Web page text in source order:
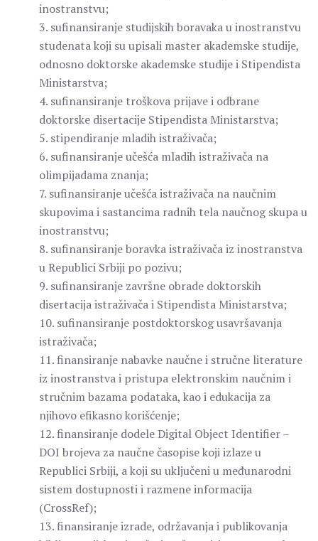
inostranstvu;
3. sufinansiranje studijskih boravaka u inostranstvu
studenata koji su upisali master akademske studije,
odnosno doktorske akademske studije i Stipendista
Ministarstva;
4. sufinansiranje troškova prijave i odbrane
doktorske disertacije Stipendista Ministarstva;
5. stipendiranje mladih istraživača;
6. sufinansiranje učešća mladih istraživača na
olimpijadama znanja;
7. sufinansiranje učešća istraživača na naučnim
skupovima i sastancima radnih tela naučnog skupa u
inostranstvu;
8. sufinansiranje boravka istraživača iz inostranstva
u Republici Srbiji po pozivu;
9. sufinansiranje završne obrade doktorskih
disertacija istraživača i Stipendista Ministarstva;
10. sufinansiranje postdoktorskog usavršavanja
istraživača;
11. finansiranje nabavke naučne i stručne literature
iz inostranstva i pristupa elektronskim naučnim i
stručnim bazama podataka, kao i edukacija za
njihovo efikasno korišćenje;
12. finansiranje dodele Digital Object Identifier –
DOI brojeva za naučne časopise koji izlaze u
Republici Srbiji, a koji su uključeni u međunarodni
sistem dostupnosti i razmene informacija
(CrossRef);
13. finansiranje izrade, održavanja i publikovanja